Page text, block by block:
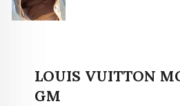
LOUIS VUITTON
GM